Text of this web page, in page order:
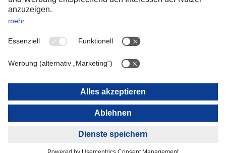
Sweden
Switzerland
OCEANIA